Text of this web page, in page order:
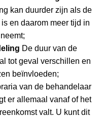
kan duurder zijn als de
en daarom meer tijd in
De duur van de
tot geval verschillen en
beïnvloeden;
van de behandelaar
er allemaal vanaf of het
valt. U kunt dit